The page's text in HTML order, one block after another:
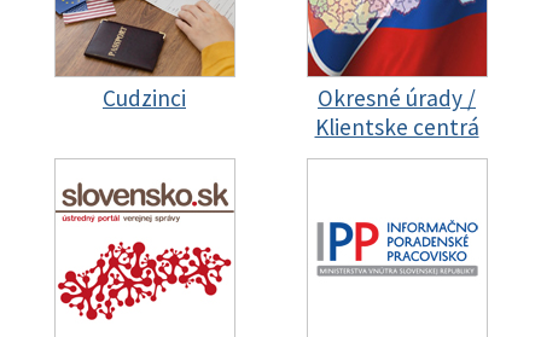
Cudzinci
Okresné úrady /
Klientske centrá